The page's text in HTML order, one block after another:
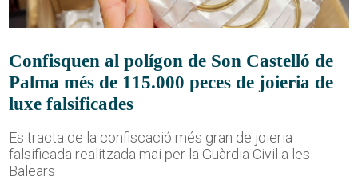
Confisquen al polígon de Son Castelló de
Palma més de 115.000 peces de joieria de
luxe falsificades
Es tracta de la confiscació més gran de joieria
falsificada realitzada mai per la Guàrdia Civil a les
Balears